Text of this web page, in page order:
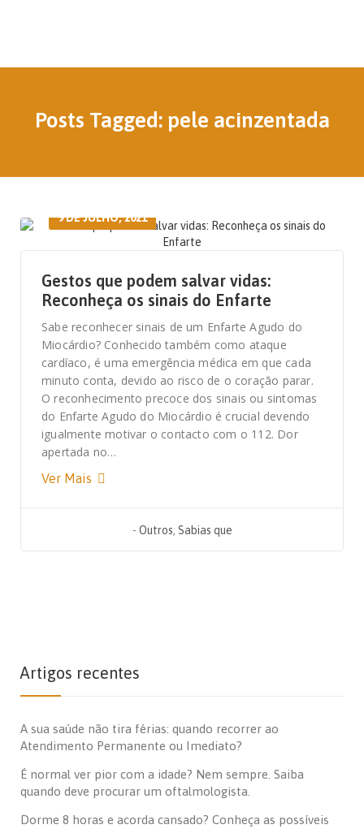
Posts Tagged: pele acinzentada
9 DE JULHO, 2021
Gestos que podem salvar vidas:
Reconheça os sinais do Enfarte
Sabe reconhecer sinais de um Enfarte Agudo do
Miocárdio? Conhecido também como ataque
cardíaco, é uma emergência médica em que cada
minuto conta, devido ao risco de o coração parar.
O reconhecimento precoce dos sinais ou sintomas
do Enfarte Agudo do Miocárdio é crucial devendo
igualmente motivar o contacto com o 112. Dor
apertada no…
Ver Mais
- Outros, Sabias que
Artigos recentes
A sua saúde não tira férias: quando recorrer ao
Atendimento Permanente ou Imediato?
É normal ver pior com a idade? Nem sempre. Saiba
quando deve procurar um oftalmologista.
Dorme 8 horas e acorda cansado? Conheça as possíveis